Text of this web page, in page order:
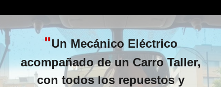
"Un Mecánico Eléctrico
acompañado de un Carro Taller,
con todos los repuestos y